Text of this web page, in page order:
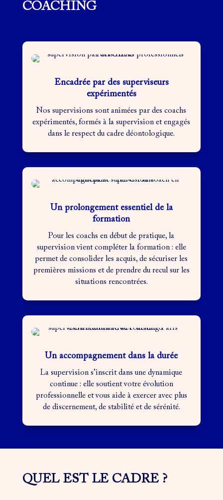
COACHING
Encadrée par des superviseurs
expérimentés
Nos supervisions sont animées par des coachs
expérimentés, formés à la supervision et engagés
dans le respect du cadre déontologique.
Un prolongement essentiel de la
formation
Pour les coachs en début de pratique, la
supervision vient compléter la formation : elle
permet de consolider les acquis, de sécuriser les
premières missions et de prendre du recul sur les
situations rencontrées.
Un accompagnement dans la durée
La supervision s’inscrit dans une dynamique
continue : elle soutient votre évolution
professionnelle et vous aide à exercer avec plus
de discernement, de stabilité et de sérénité.
QUEL EST LE CADRE ?